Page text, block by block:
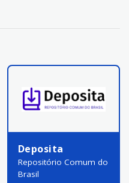
Deposita
Repositório Comum do
Brasil